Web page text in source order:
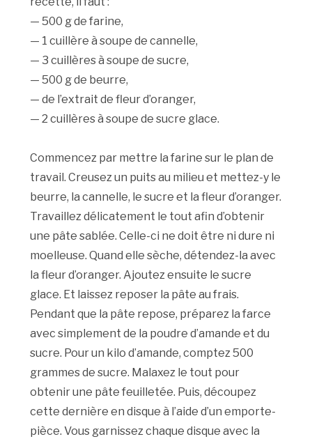
— 500 g de farine,
— 1 cuillère à soupe de cannelle,
— 3 cuillères à soupe de sucre,
— 500 g de beurre,
— de l’extrait de fleur d’oranger,
— 2 cuillères à soupe de sucre glace.
Commencez par mettre la farine sur le plan de
travail. Creusez un puits au milieu et mettez-y le
beurre, la cannelle, le sucre et la fleur d’oranger.
Travaillez délicatement le tout afin d’obtenir
une pâte sablée. Celle-ci ne doit être ni dure ni
moelleuse. Quand elle sèche, détendez-la avec
la fleur d’oranger. Ajoutez ensuite le sucre
glace. Et laissez reposer la pâte au frais.
Pendant que la pâte repose, préparez la farce
avec simplement de la poudre d’amande et du
sucre. Pour un kilo d’amande, comptez 500
grammes de sucre. Malaxez le tout pour
obtenir une pâte feuilletée. Puis, découpez
cette dernière en disque à l’aide d’un emporte-
pièce. Vous garnissez chaque disque avec la